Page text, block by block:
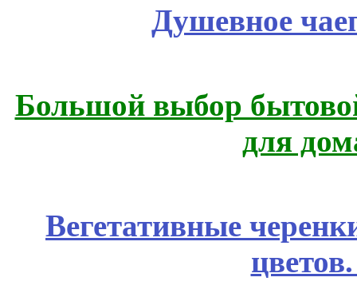
Душевное
Большой выбор
для
Вегетативные